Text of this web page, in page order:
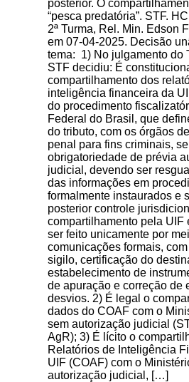
posterior. O
“pesca predatória”. STF.
2ª Turma, Rel. Min. Edson
em 07-04-2025. Decisão
tema: 1) No julgamento do
STF decidiu: É
compartilhamento dos
inteligência financeira da
do procedimento
Federal do Brasil, que
do tributo, com os órgãos
penal para fins criminais,
obrigatoriedade de prévia
judicial, devendo ser
das informações em
formalmente instaurados e
posterior controle
compartilhamento pela UIF
ser feito unicamente por
comunicações formais,
sigilo, certificação do
estabelecimento de
de apuração e correção de
desvios. 2) É legal o
dados do COAF com o
sem autorização judicial
AgR); 3) É lícito o
Relatórios de Inteligência
UIF (COAF) com o
autorização judicial, […]